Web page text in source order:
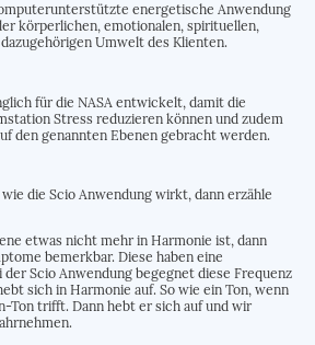
energetische Anwendung
körperlichen, emotionalen, spirituellen,
Umwelt des Klienten.
für die NASA entwickelt, damit die
Stress reduzieren können und zudem
den genannten Ebenen gebracht werden.
die Scio Anwendung wirkt, dann erzähle
etwas nicht mehr in Harmonie ist, dann
bemerkbar. Diese haben eine
Scio Anwendung begegnet diese Frequenz
sich in Harmonie auf. So wie ein Ton, wenn
Ton trifft. Dann hebt er sich auf und wir